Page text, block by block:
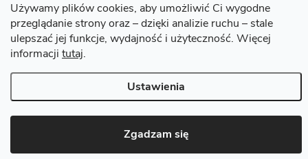
Używamy plików cookies, aby umożliwić Ci wygodne
przeglądanie strony oraz – dzięki analizie ruchu – stale
ulepszać jej funkcje, wydajność i użyteczność. Więcej
informacji tutaj.
Ustawienia
Zgadzam się